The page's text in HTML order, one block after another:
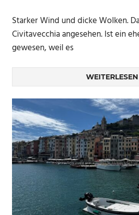
Starker Wind und dicke Wolken.
Civitavecchia angesehen. Ist ein
gewesen, weil es
WEITERLESEN